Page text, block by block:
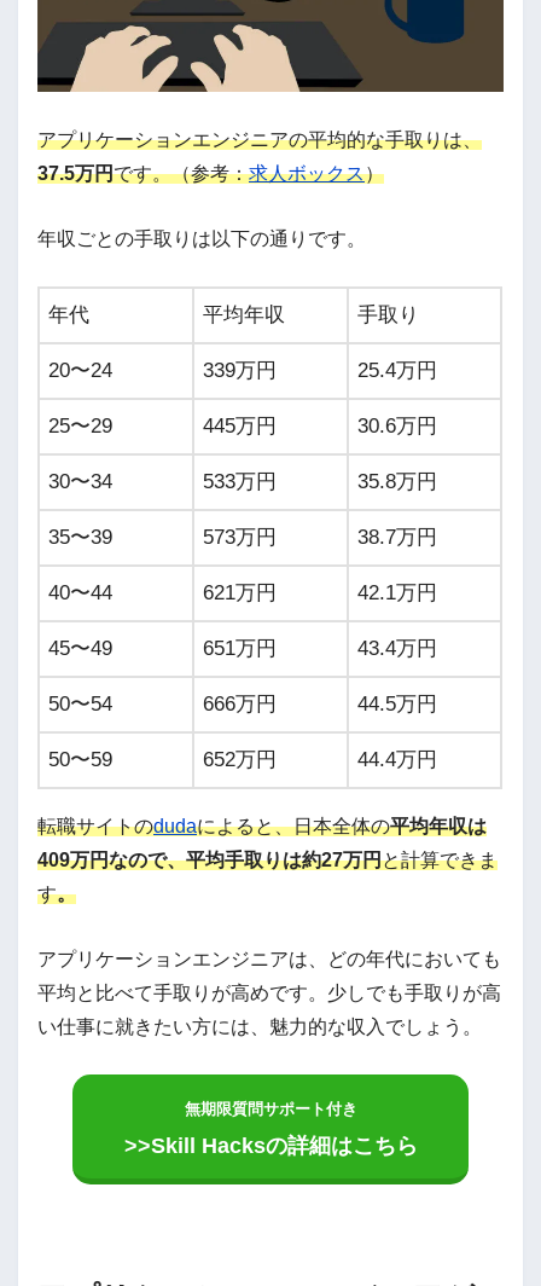
アプリケーションエンジニアの平均的な手取りは、
37.5万円です。（参考：求人ボックス）
年収ごとの手取りは以下の通りです。
年代 平均年収 手取り
20〜24 339万円 25.4万円
25〜29 445万円 30.6万円
30〜34 533万円 35.8万円
35〜39 573万円 38.7万円
40〜44 621万円 42.1万円
45〜49 651万円 43.4万円
50〜54 666万円 44.5万円
50〜59 652万円 44.4万円
転職サイトのdudaによると、日本全体の平均年収は
409万円なので、平均手取りは約27万円と計算できま
す。
アプリケーションエンジニアは、どの年代においても
平均と比べて手取りが高めです。少しでも手取りが高
い仕事に就きたい方には、魅力的な収入でしょう。
無期限質問サポート付き
>>Skill Hacksの詳細はこちら